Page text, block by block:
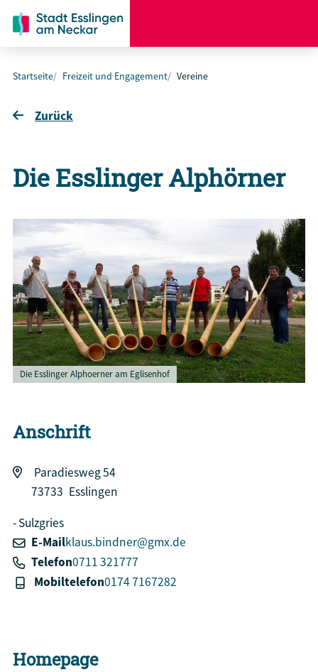
Startseite Freizeit und Engagement Vereine
Zurück
Die Esslinger Alphörner
Die Esslinger Alphoerner am Eglisenhof
Anschrift
Sulzgries
Paradiesweg 54
73733 Esslingen
E-Mailklaus.bindner@gmx.de
Telefon0711 321777
Mobiltelefon0174 7167282
Homepage